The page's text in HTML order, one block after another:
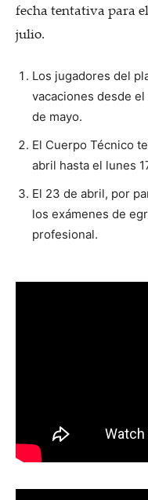
fecha tentativa para
julio.
Los jugadores del
vacaciones desde
de mayo.
El Cuerpo Técnico
abril hasta el lunes
El 23 de abril, por
los exámenes de
profesional.